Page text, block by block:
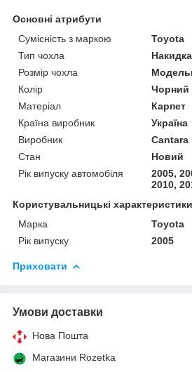
Основні атрибути
Сумісність з маркою
Toyota
Тип чохла
Розмір чохла
Колір
Чорний
Матеріал
Карпет
Країна виробник
Україна
Виробник
Cantara
Стан
Новий
Рік випуску автомобіля
2005,
2010,
Користувальницькі характеристики
Марка
Toyota
Рік випуску
2005
Приховати
Умови доставки
Нова Пошта
Магазини Rozetka